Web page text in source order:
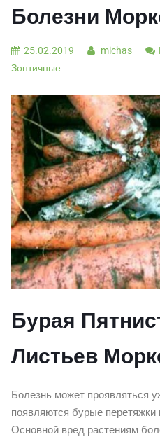
Болезни
25.02.2019 michas
Зонтичные
Бурая
Листьев
Болезнь может проявляться
появляются бурые перетяжки
Основной вред растениям